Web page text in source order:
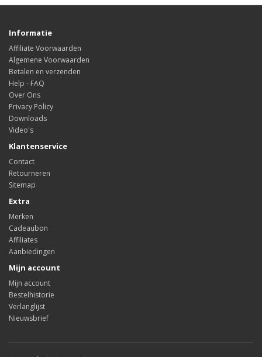
Informatie
Affiliate Voorwaarden
Algemene Voorwaarden
Betalen en verzenden
Help - FAQ
Over Ons
Privacy Policy
Downloads
Video's
Klantenservice
Contact
Retourneren
Sitemap
Extra
Merken
Cadeaubon
Affiliates
Aanbiedingen
Mijn account
Mijn account
Bestelhistorie
Verlanglijst
Nieuwsbrief